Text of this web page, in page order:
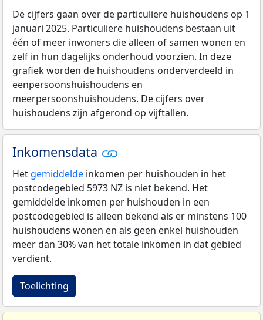
De cijfers gaan over de particuliere huishoudens op 1
januari 2025. Particuliere huishoudens bestaan uit
één of meer inwoners die alleen of samen wonen en
zelf in hun dagelijks onderhoud voorzien. In deze
grafiek worden de huishoudens onderverdeeld in
eenpersoonshuishoudens en
meerpersoonshuishoudens. De cijfers over
huishoudens zijn afgerond op vijftallen.
Inkomensdata
Het gemiddelde inkomen per huishouden in het
postcodegebied 5973 NZ is niet bekend. Het
gemiddelde inkomen per huishouden in een
postcodegebied is alleen bekend als er minstens 100
huishoudens wonen en als geen enkel huishouden
meer dan 30% van het totale inkomen in dat gebied
verdient.
Toelichting